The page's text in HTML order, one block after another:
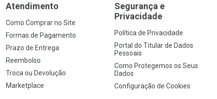
Atendimento
Como Comprar no Site
Formas de Pagamento
Prazo de Entrega
Reembolso
Troca ou Devolução
Marketplace
Segurança e
Privacidade
Política de Privacidade
Portal do Titular de Dados
Pessoais
Como Protegemos os Seus
Dados
Configuração de Cookies